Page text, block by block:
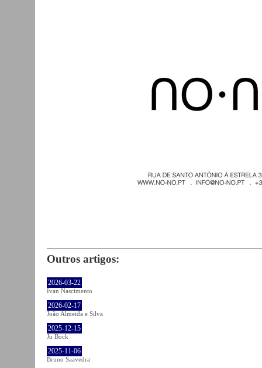
Outros artigos:
2026-03-22
Ivan Nascimento
2026-02-17
João Almeida e Silva
2025-12-15
Ju Bock
2025-11-06
Bruno Saavedra